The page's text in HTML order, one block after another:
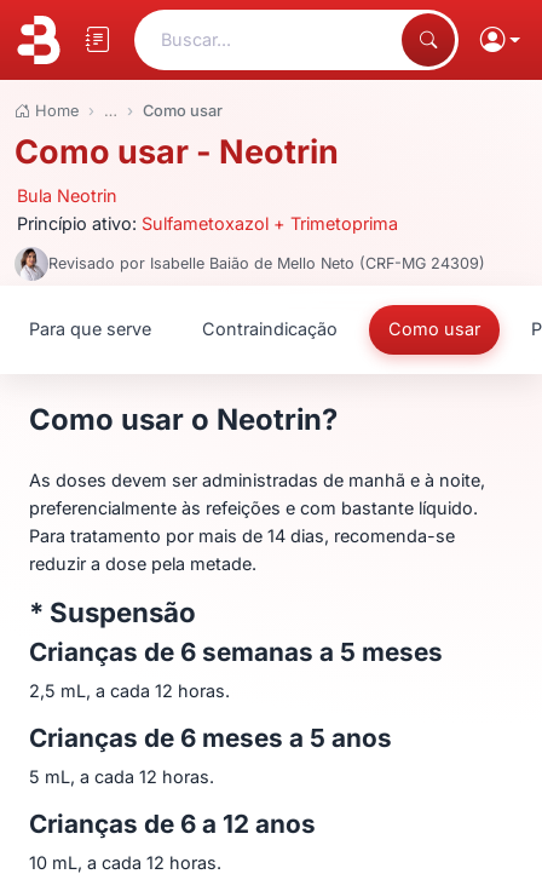
Buscar...
Home … Como usar
Como usar - Neotrin
Bula Neotrin
Princípio ativo: Sulfametoxazol + Trimetoprima
Revisado por Isabelle Baião de Mello Neto (CRF-MG 24309)
Para que serve Contraindicação Como usar
Como usar o Neotrin?
As doses devem ser administradas de manhã e à noite,
preferencialmente às refeições e com bastante líquido.
Para tratamento por mais de 14 dias, recomenda-se
reduzir a dose pela metade.
* Suspensão
Crianças de 6 semanas a 5 meses
2,5 mL, a cada 12 horas.
Crianças de 6 meses a 5 anos
5 mL, a cada 12 horas.
Crianças de 6 a 12 anos
10 mL, a cada 12 horas.